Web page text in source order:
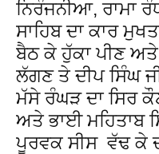
ਨਿਰੰਜਨੀਆ, ਰਾਮਾ
ਸਾਹਿਬ ਦਾ ਕਾਰ
ਬੈਠ ਕੇ ਹੁੱਕਾ ਪੀਣ
ਲੱਗਣ ਤੇ ਦੀਪ ਸਿੰਘ
ਮੱਸੇ ਰੰਘੜ ਦਾ ਸਿਰ
ਅਤੇ ਭਾਈ ਮਹਿਤਾਬ
ਪੂਰਵਕ ਸੀਸ ਵੱਢ ਕੇ